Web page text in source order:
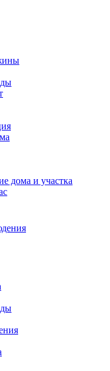
дома и участка